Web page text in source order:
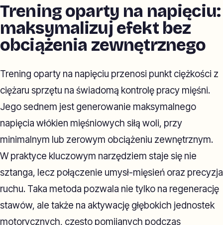
Trening oparty na napięciu:
maksymalizuj efekt bez
obciążenia zewnętrznego
Trening oparty na napięciu przenosi punkt ciężkości z
ciężaru sprzętu na świadomą kontrolę pracy mięśni.
Jego sednem jest generowanie maksymalnego
napięcia włókien mięśniowych siłą woli, przy
minimalnym lub zerowym obciążeniu zewnętrznym.
W praktyce kluczowym narzędziem staje się nie
sztanga, lecz połączenie umysł-mięsień oraz precyzja
ruchu. Taka metoda pozwala nie tylko na regenerację
stawów, ale także na aktywację głębokich jednostek
motorycznych, często pomijanych podczas